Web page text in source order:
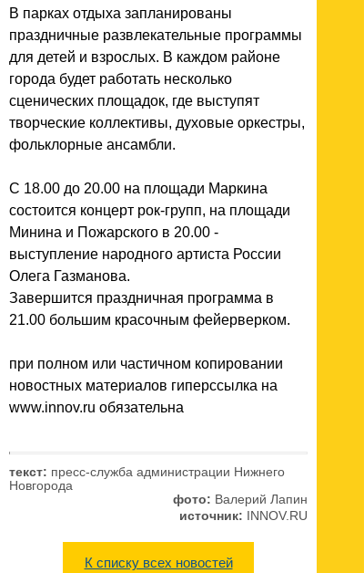
В парках отдыха запланированы
праздничные развлекательные программы
для детей и взрослых. В каждом районе
города будет работать несколько
сценических площадок, где выступят
творческие коллективы, духовые оркестры,
фольклорные ансамбли.
С 18.00 до 20.00 на площади Маркина
состоится концерт рок-групп, на площади
Минина и Пожарского в 20.00 -
выступление народного артиста России
Олега Газманова.
Завершится праздничная программа в
21.00 большим красочным фейерверком.
при полном или частичном копировании
новостных материалов гиперссылка на
www.innov.ru обязательна
текст: пресс-служба администрации Нижнего
Новгорода
фото: Валерий Лапин
источник: INNOV.RU
К списку всех новостей